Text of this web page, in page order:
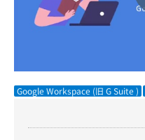
Google Workspace (旧 G Suite )